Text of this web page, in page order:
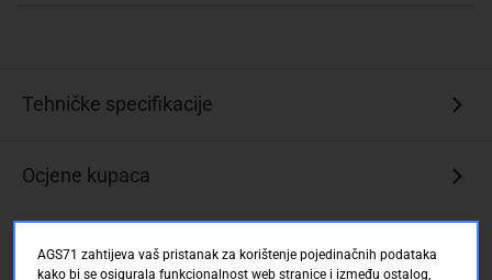
Tehničke specifikacije
Ocjene kupaca
AGS71 zahtijeva vaš pristanak za korištenje pojedinačnih podataka
kako bi se osigurala funkcionalnost web stranice i između ostalog,